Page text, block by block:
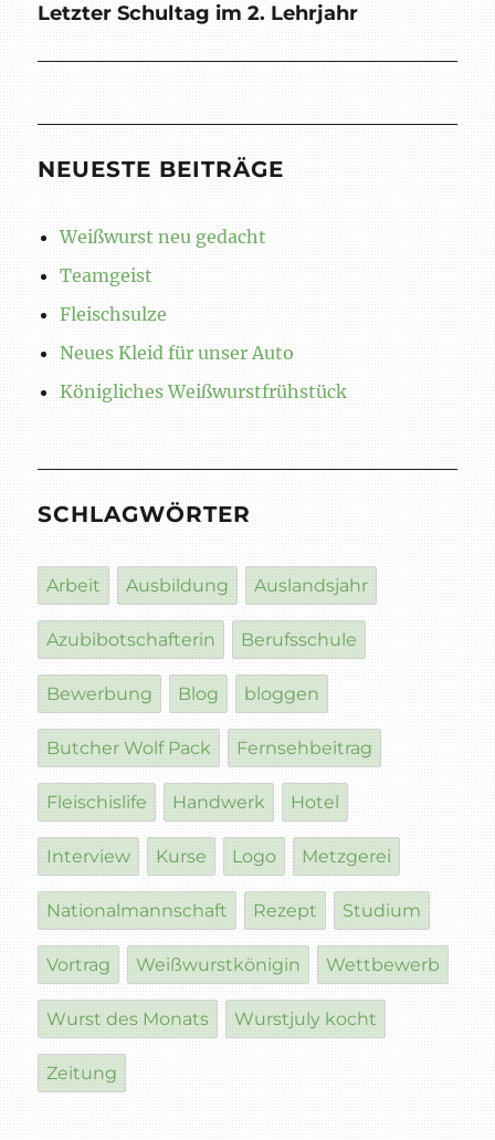
Nächster
Letzter Schultag im 2. Lehrjahr
NEUESTE BEITRÄGE
Weißwurst neu gedacht
Teamgeist
Fleischsulze
Neues Kleid für unser Auto
Königliches Weißwurstfrühstück
SCHLAGWÖRTER
Arbeit Ausbildung Auslandsjahr
Azubibotschafterin Berufsschule
Bewerbung Blog bloggen
Butcher Wolf Pack Fernsehbeitrag
Fleischislife Handwerk Hotel
Interview Kurse Logo Metzgerei
Nationalmannschaft Rezept Studium
Vortrag Weißwurstkönigin Wettbewerb
Wurst des Monats Wurstjuly kocht
Zeitung